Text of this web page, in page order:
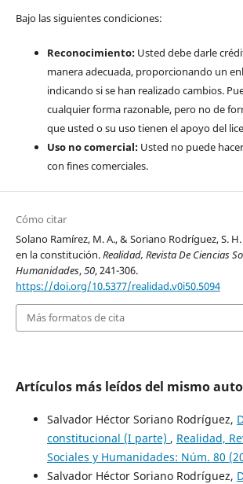
Bajo las siguientes condiciones:
Reconocimiento:Usted debe darle
manera adecuada, proporcionando un
indicando si se han realizado cambios.
cualquier forma razonable, pero no de
que usted o su uso tienen el apoyo del
Uso no comercial:Usted no puede
con fines comerciales.
Cómo citar
Solano Ramírez, M. A., & Soriano Rodríguez, S.
en la constitución.Realidad, Revista De Ciencias
Humanidades,50, 241-306.
https://doi.org/10.5377/realidad.v0i50.5094
Más formatos de cita
Artículos más leídos del mismo
Salvador Héctor Soriano Rodríguez,
constitucional (I parte) , Realidad,
Sociales y Humanidades: Núm. 80
Salvador Héctor Soriano Rodríguez,